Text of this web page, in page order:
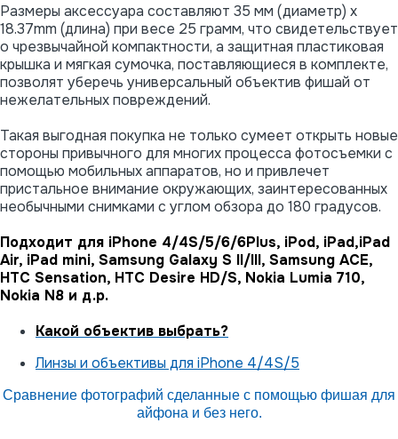
Размеры аксессуара составляют 35 мм (диаметр) х
18.37mm (длина) при весе 25 грамм, что свидетельствует
о чрезвычайной компактности, а защитная пластиковая
крышка и мягкая сумочка, поставляющиеся в комплекте,
позволят уберечь универсальный объектив фишай от
нежелательных повреждений.
Такая выгодная покупка не только сумеет открыть новые
стороны привычного для многих процесса фотосъемки с
помощью мобильных аппаратов, но и привлечет
пристальное внимание окружающих, заинтересованных
необычными снимками с углом обзора до 180 градусов.
Подходит для iPhone 4/4S/5/6/6Plus, iPod, iPad,iPad
Air, iPad mini, Samsung Galaxy S II/III, Samsung ACE,
HTC Sensation, HTC Desire HD/S, Nokia Lumia 710,
Nokia N8 и д.р.
Какой объектив выбрать?
Линзы и объективы для iPhone 4/4S/5
Сравнение фотографий сделанные с помощью фишая для
айфона и без него.